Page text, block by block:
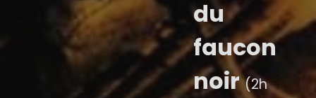
du
faucon
noir(2h